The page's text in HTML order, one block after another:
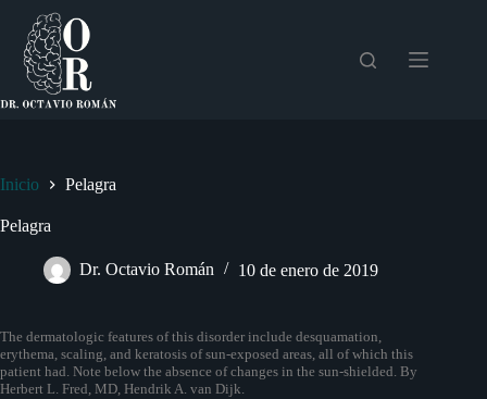
contenido
Inicio Pelagra
Pelagra
Dr. Octavio Román 10 de enero de 2019
The dermatologic features of this disorder include desquamation,
erythema, scaling, and keratosis of sun-exposed areas, all of which this
patient had. Note below the absence of changes in the sun-shielded. By
Herbert L. Fred, MD, Hendrik A. van Dijk.